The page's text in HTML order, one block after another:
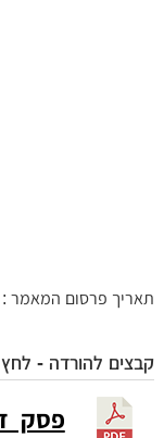
תאריך פרסום המאמר : 11.04.2020
קבצים להורדה - לחץ
פסק